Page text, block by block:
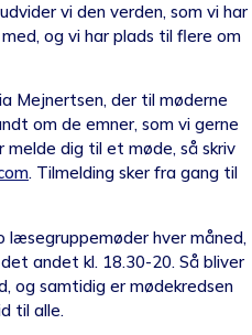
vi den verden, som vi har
og vi har plads til flere om
Mejnertsen, der til møderne
om de emner, som vi gerne
melde dig til et møde, så skriv
. Tilmelding sker fra gang til
hver måned,
andet kl. 18.30-20. Så bliver
og samtidig er mødekredsen
til alle.